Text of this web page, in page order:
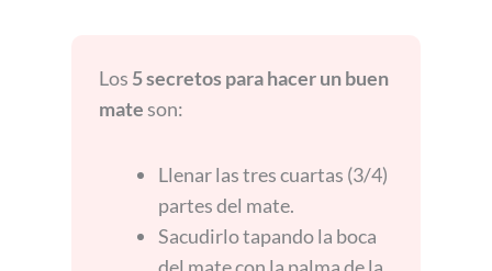
Los 5 secretos para hacer un buen
mateson:
Llenar las tres cuartas (3/4)
partes del mate.
Sacudirlo tapando la boca